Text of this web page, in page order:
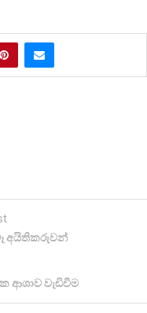
අයිතිකරුවන්
ආශාව වැඩිවීම